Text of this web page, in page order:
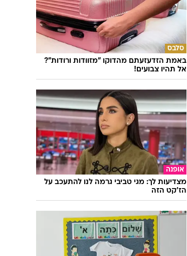
סלבס
באמת הזדעזעתם מהדוקו "מזוודות ורודות"?
אל תהיו צבועים!
אופנה
מצדיעות לך: מגי טביבי גרמה לנו להתעכב על
הז'קט הזה